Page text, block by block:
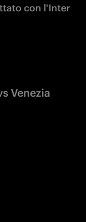
con l'Inter
Venezia